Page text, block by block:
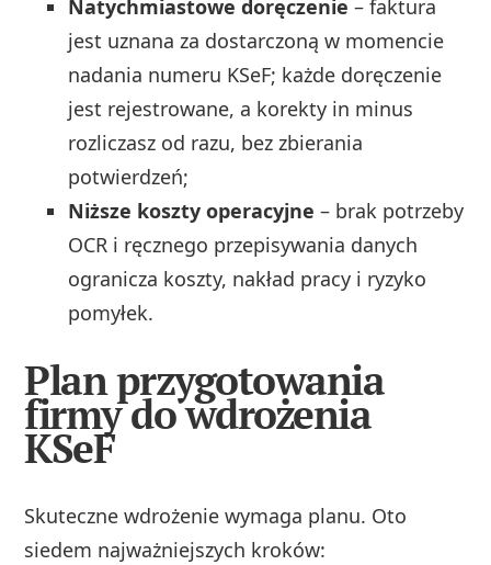
Natychmiastowe doręczenie – faktura
jest uznana za dostarczoną w momencie
nadania numeru KSeF; każde doręczenie
jest rejestrowane, a korekty in minus
rozliczasz od razu, bez zbierania
potwierdzeń;
Niższe koszty operacyjne – brak potrzeby
OCR i ręcznego przepisywania danych
ogranicza koszty, nakład pracy i ryzyko
pomyłek.
Plan przygotowania
firmy do wdrożenia
KSeF
Skuteczne wdrożenie wymaga planu. Oto
siedem najważniejszych kroków: